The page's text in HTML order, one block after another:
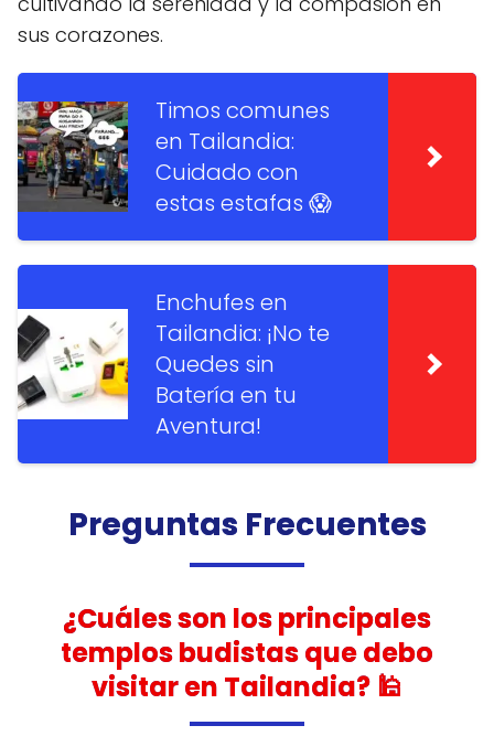
sus corazones.
Timos comunes
en Tailandia:
Cuidado con
estas estafas 😱
Enchufes en
Tailandia: ¡No te
Quedes sin
Batería en tu
Aventura!
Preguntas Frecuentes
¿Cuáles son los principales
templos budistas que debo
visitar en Tailandia? 🕌